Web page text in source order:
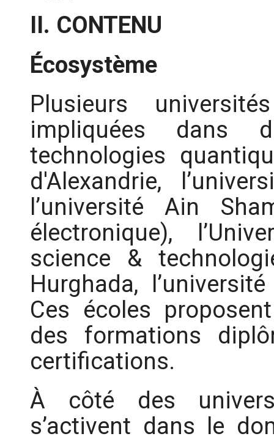
II. CONTENU
Écosystème
Plusieurs
impliquées dans
technologies
d'Alexandrie,
l’université Ain
électronique),
science &
Hurghada,
Ces écoles
des formations
certifications.
À côté des
s’activent dans le